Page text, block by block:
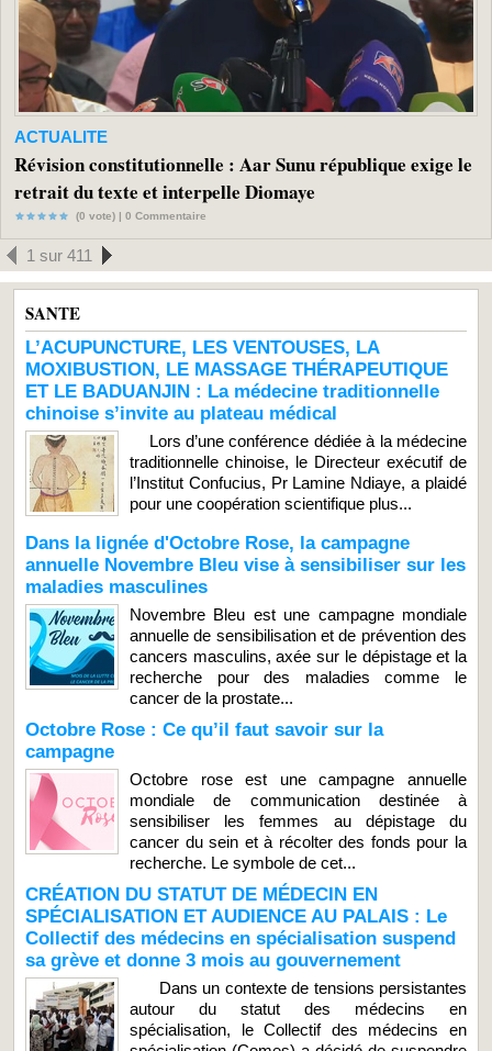
ACTUALITE
Révision constitutionnelle : Aar Sunu république exige le
retrait du texte et interpelle Diomaye
(0 vote) | 0 Commentaire
1 sur 411
SANTE
L’ACUPUNCTURE, LES VENTOUSES, LA
MOXIBUSTION, LE MASSAGE THÉRAPEUTIQUE
ET LE BADUANJIN : La médecine traditionnelle
chinoise s’invite au plateau médical
Lors d’une conférence dédiée à la médecine
traditionnelle chinoise, le Directeur exécutif de
l’Institut Confucius, Pr Lamine Ndiaye, a plaidé
pour une coopération scientifique plus...
Dans la lignée d'Octobre Rose, la campagne
annuelle Novembre Bleu vise à sensibiliser sur les
maladies masculines
Novembre Bleu est une campagne mondiale
annuelle de sensibilisation et de prévention des
cancers masculins, axée sur le dépistage et la
recherche pour des maladies comme le
cancer de la prostate...
Octobre Rose : Ce qu’il faut savoir sur la
campagne
Octobre rose est une campagne annuelle
mondiale de communication destinée à
sensibiliser les femmes au dépistage du
cancer du sein et à récolter des fonds pour la
recherche. Le symbole de cet...
CRÉATION DU STATUT DE MÉDECIN EN
SPÉCIALISATION ET AUDIENCE AU PALAIS : Le
Collectif des médecins en spécialisation suspend
sa grève et donne 3 mois au gouvernement
Dans un contexte de tensions persistantes
autour du statut des médecins en
spécialisation, le Collectif des médecins en